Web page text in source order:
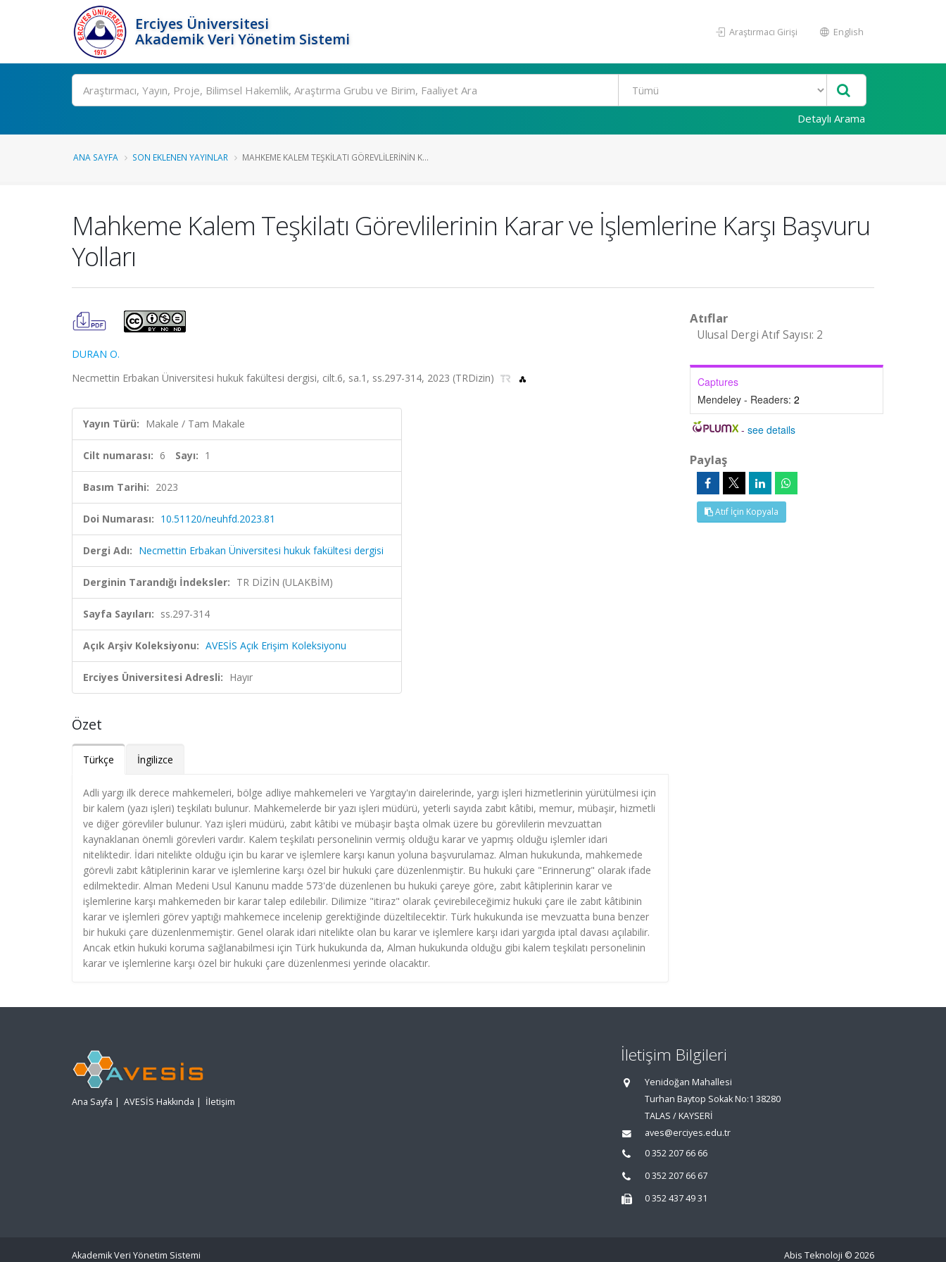
Erciyes Üniversitesi
Akademik Veri Yönetim Sistemi
Araştırmacı Girişi English
Ara
Detaylı Arama
ANA SAYFA SON EKLENEN YAYINLAR MAHKEME KALEM TEŞKILATI GÖREVLILERININ K...
Mahkeme Kalem Teşkilatı Görevlilerinin Karar ve İşlemlerine Karşı Başvuru
Yolları
DURAN O.
Necmettin Erbakan Üniversitesi hukuk fakültesi dergisi, cilt.6, sa.1, ss.297-314, 2023 (TRDizin)
Yayın Türü: Makale / Tam Makale
Cilt numarası: 6 Sayı: 1
Basım Tarihi: 2023
Doi Numarası: 10.51120/neuhfd.2023.81
Dergi Adı: Necmettin Erbakan Üniversitesi hukuk fakültesi dergisi
Derginin Tarandığı İndeksler: TR DİZİN (ULAKBİM)
Sayfa Sayıları: ss.297-314
Açık Arşiv Koleksiyonu: AVESİS Açık Erişim Koleksiyonu
Erciyes Üniversitesi Adresli: Hayır
Özet
Türkçe İngilizce
Adli yargı ilk derece mahkemeleri, bölge adliye mahkemeleri ve Yargıtay'ın dairelerinde, yargı işleri hizmetlerinin yürütülmesi için
bir kalem (yazı işleri) teşkilatı bulunur. Mahkemelerde bir yazı işleri müdürü, yeterli sayıda zabıt kâtibi, memur, mübaşir, hizmetli
ve diğer görevliler bulunur. Yazı işleri müdürü, zabıt kâtibi ve mübaşir başta olmak üzere bu görevlilerin mevzuattan
kaynaklanan önemli görevleri vardır. Kalem teşkilatı personelinin vermiş olduğu karar ve yapmış olduğu işlemler idari
niteliktedir. İdari nitelikte olduğu için bu karar ve işlemlere karşı kanun yoluna başvurulamaz. Alman hukukunda, mahkemede
görevli zabıt kâtiplerinin karar ve işlemlerine karşı özel bir hukuki çare düzenlenmiştir. Bu hukuki çare "Erinnerung" olarak ifade
edilmektedir. Alman Medeni Usul Kanunu madde 573'de düzenlenen bu hukuki çareye göre, zabıt kâtiplerinin karar ve
işlemlerine karşı mahkemeden bir karar talep edilebilir. Dilimize "itiraz" olarak çevirebileceğimiz hukuki çare ile zabıt kâtibinin
karar ve işlemleri görev yaptığı mahkemece incelenip gerektiğinde düzeltilecektir. Türk hukukunda ise mevzuatta buna benzer
bir hukuki çare düzenlenmemiştir. Genel olarak idari nitelikte olan bu karar ve işlemlere karşı idari yargıda iptal davası açılabilir.
Ancak etkin hukuki koruma sağlanabilmesi için Türk hukukunda da, Alman hukukunda olduğu gibi kalem teşkilatı personelinin
karar ve işlemlerine karşı özel bir hukuki çare düzenlenmesi yerinde olacaktır.
Atıflar
Ulusal Dergi Atıf Sayısı: 2
Captures
Mendeley - Readers: 2
-see details
Paylaş
Atıf İçin Kopyala
Ana Sayfa | AVESİS Hakkında | İletişim
İletişim Bilgileri
Yenidoğan Mahallesi
Turhan Baytop Sokak No:1 38280
TALAS / KAYSERİ
aves@erciyes.edu.tr
0 352 207 66 66
0 352 207 66 67
0 352 437 49 31
Akademik Veri Yönetim Sistemi Abis Teknoloji © 2026